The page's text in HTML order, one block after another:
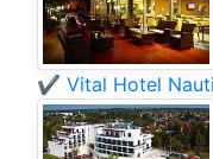
✔️ Vital Hotel